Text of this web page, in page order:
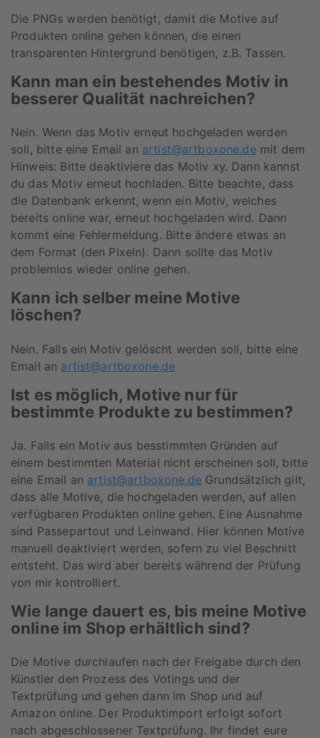
Die PNGs werden benötigt, damit die Motive auf
Produkten online gehen können, die einen
transparenten Hintergrund benötigen, z.B. Tassen.
Kann man ein bestehendes Motiv in
besserer Qualität nachreichen?
Nein. Wenn das Motiv erneut hochgeladen werden
soll, bitte eine Email an artist@artboxone.demit dem
Hinweis: Bitte deaktiviere das Motiv xy. Dann kannst
du das Motiv erneut hochladen. Bitte beachte, dass
die Datenbank erkennt, wenn ein Motiv, welches
bereits online war, erneut hochgeladen wird. Dann
kommt eine Fehlermeldung. Bitte ändere etwas an
dem Format (den Pixeln). Dann sollte das Motiv
problemlos wieder online gehen.
Kann ich selber meine Motive
löschen?
Nein. Falls ein Motiv gelöscht werden soll, bitte eine
Email an artist@artboxone.de
Ist es möglich, Motive nur für
bestimmte Produkte zu bestimmen?
Ja. Falls ein Motiv aus besstimmten Gründen auf
einem bestimmten Material nicht erscheinen soll, bitte
eine Email an artist@artboxone.deGrundsätzlich gilt,
dass alle Motive, die hochgeladen werden, auf allen
verfügbaren Produkten online gehen. Eine Ausnahme
sind Passepartout und Leinwand. Hier können Motive
manuell deaktiviert werden, sofern zu viel Beschnitt
entsteht. Das wird aber bereits während der Prüfung
von mir kontrolliert.
Wie lange dauert es, bis meine Motive
online im Shop erhältlich sind?
Die Motive durchlaufen nach der Freigabe durch den
Künstler den Prozess des Votings und der
Textprüfung und gehen dann im Shop und auf
Amazon online. Der Produktimport erfolgt sofort
nach abgeschlossener Textprüfung. Ihr findet eure